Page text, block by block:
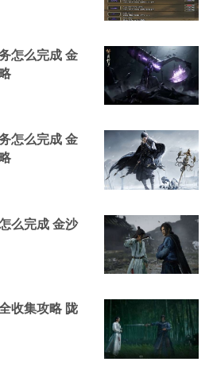
怎么完成 金
怎么完成 金
么完成 金沙
收集攻略 陇